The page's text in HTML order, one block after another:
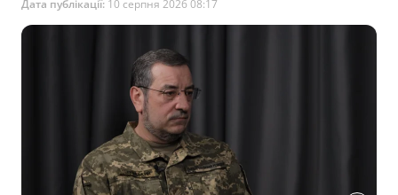
Дата публікації: 10 серпня 2026 08:17